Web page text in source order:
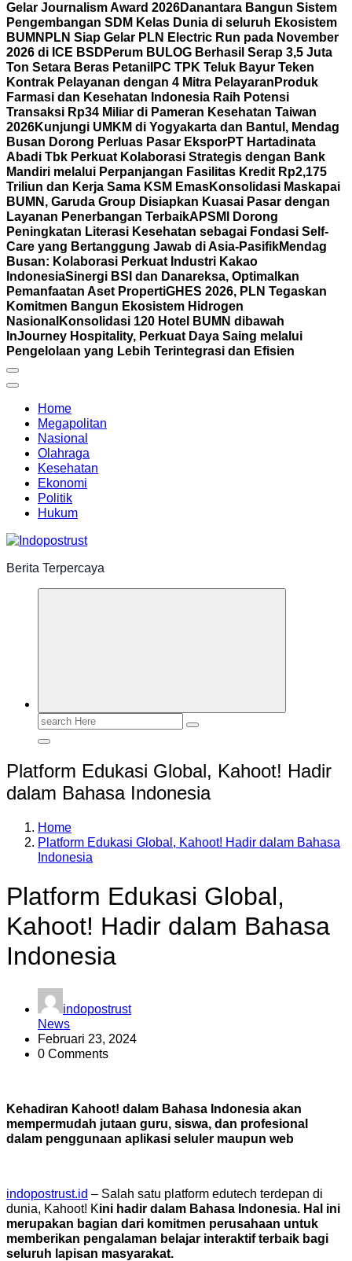
Gelar Journalism Award 2026Danantara Bangun Sistem
Pengembangan SDM Kelas Dunia di seluruh Ekosistem
BUMN PLN Siap Gelar PLN Electric Run pada November
2026 di ICE BSD Perum BULOG Berhasil Serap 3,5 Juta
Ton Setara Beras Petani IPC TPK Teluk Bayur Teken
Kontrak Pelayanan dengan 4 Mitra Pelayaran Produk
Farmasi dan Kesehatan Indonesia Raih Potensi
Transaksi Rp34 Miliar di Pameran Kesehatan Taiwan
2026Kunjungi UMKM di Yogyakarta dan Bantul, Mendag
Busan Dorong Perluas Pasar EksporPT Hartadinata
Abadi Tbk Perkuat Kolaborasi Strategis dengan Bank
Mandiri melalui Perpanjangan Fasilitas Kredit Rp2,175
Triliun dan Kerja Sama KSM EmasKonsolidasi Maskapai
BUMN, Garuda Group Disiapkan Kuasai Pasar dengan
Layanan Penerbangan TerbaikAPSMI Dorong
Peningkatan Literasi Kesehatan sebagai Fondasi Self-
Care yang Bertanggung Jawab di Asia-PasifikMendag
Busan: Kolaborasi Perkuat Industri Kakao
IndonesiaSinergi BSI dan Danareksa, Optimalkan
Pemanfaatan Aset PropertiGHES 2026, PLN Tegaskan
Komitmen Bangun Ekosistem Hidrogen
Nasional Konsolidasi 120 Hotel BUMN dibawah
InJourney Hospitality, Perkuat Daya Saing melalui
Pengelolaan yang Lebih Terintegrasi dan Efisien
Home
Megapolitan
Nasional
Olahraga
Kesehatan
Ekonomi
Politik
Hukum
Berita Terpercaya
Search
Platform Edukasi Global, Kahoot! Hadir
dalam Bahasa Indonesia
Home
Platform Edukasi Global, Kahoot! Hadir dalam Bahasa
Indonesia
Platform Edukasi Global,
Kahoot! Hadir dalam Bahasa
Indonesia
indopostrust
News
Februari 23, 2024
0 Comments
Kehadiran Kahoot! dalam Bahasa Indonesia akan
mempermudah jutaan guru, siswa, dan profesional
dalam penggunaan aplikasi seluler maupun web
indopostrust.id – Salah satu platform edutech terdepan di
dunia, Kahoot! Kini hadir dalam Bahasa Indonesia. Hal ini
merupakan bagian dari komitmen perusahaan untuk
memberikan pengalaman belajar interaktif terbaik bagi
seluruh lapisan masyarakat.